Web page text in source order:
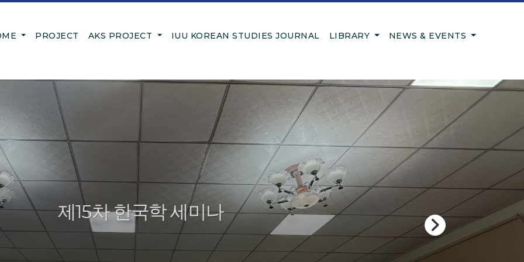
PROJECT AKS PROJECT IUU KOREAN STUDIES JOURNAL LIBRARY NEWS & EVENTS
제15차 한국학 세미나